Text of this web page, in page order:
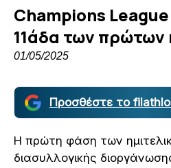
Champions
11άδα των πρώτων
01/05/2025
Προσθέστε το
Η πρώτη φάση των
διασυλλογικής